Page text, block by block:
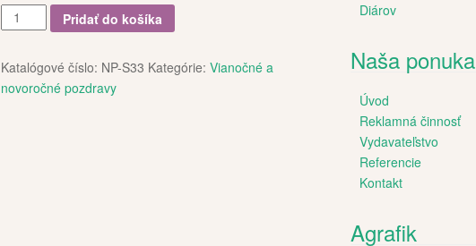
množstvo
Novoročenka
Pridať do košíka
Katalógové číslo: NP-S33 Kategórie: Vianočné a
novoročné pozdravy
Diárov
Naša ponuka
Úvod
Reklamná činnosť
Vydavateľstvo
Referencie
Kontakt
Agrafik